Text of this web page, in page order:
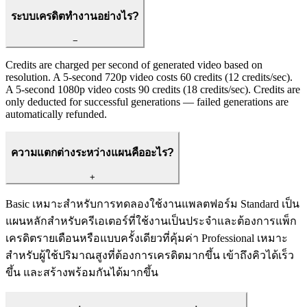
ระบบเครดิตทำงานอย่างไร?
−
Credits are charged per second of generated video based on
resolution. A 5-second 720p video costs 60 credits (12 credits/sec).
A 5-second 1080p video costs 90 credits (18 credits/sec). Credits are
only deducted for successful generations — failed generations are
automatically refunded.
ความแตกต่างระหว่างแผนคืออะไร?
+
Basic เหมาะสำหรับการทดลองใช้งานแพลตฟอร์ม Standard เป็น
แผนหลักสำหรับครีเอเตอร์ที่ใช้งานเป็นประจำและต้องการแพ็ก
เครดิตรายเดือนหรือแบบครั้งเดียวที่คุ้มค่า Professional เหมาะ
สำหรับผู้ใช้ปริมาณสูงที่ต้องการเครดิตมากขึ้น เข้าถึงคิวได้เร็ว
ขึ้น และสร้างพร้อมกันได้มากขึ้น